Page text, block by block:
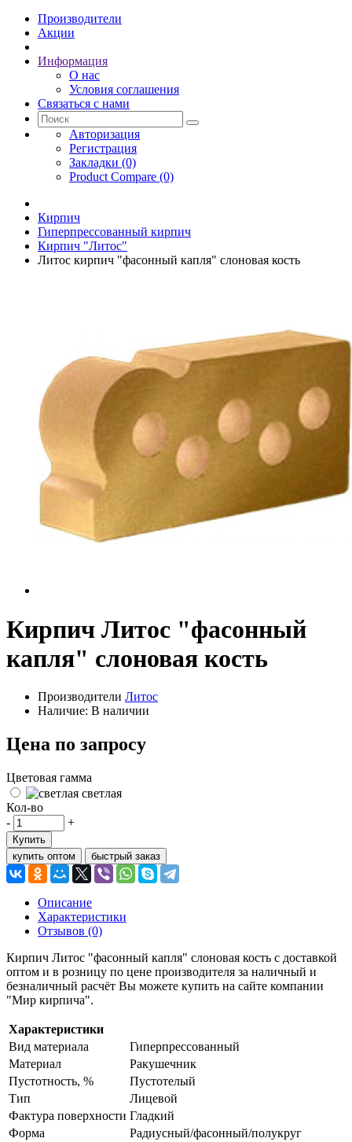
Производители
Акции
Информация
О нас
Условия соглашения
Связаться с нами
Авторизация
Регистрация
Закладки (0)
Product Compare (0)
Кирпич
Гиперпрессованный кирпич
Кирпич "Литос"
Литос кирпич "фасонный капля" слоновая кость
Кирпич Литос "фасонный
капля" слоновая кость
Производители Литос
Наличие: В наличии
Цена по запросу
Цветовая гамма
светлая
Кол-во
-
+
Купить
купить оптом
быстрый заказ
Описание
Характеристики
Отзывов (0)
Кирпич Литос "фасонный капля" слоновая кость с доставкой
оптом и в розницу по цене производителя за наличный и
безналичный расчёт Вы можете купить на сайте компании
"Мир кирпича".
Характеристики
Вид материала
Гиперпрессованный
Материал
Ракушечник
Пустотность, %
Пустотелый
Тип
Лицевой
Фактура поверхности Гладкий
Форма
Радиусный/фасонный/полукруг